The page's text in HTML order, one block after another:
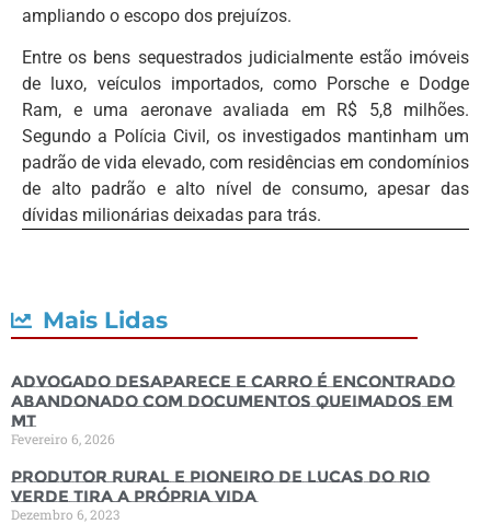
ampliando o escopo dos prejuízos.
Entre os bens sequestrados judicialmente estão imóveis
de luxo, veículos importados, como Porsche e Dodge
Ram, e uma aeronave avaliada em R$ 5,8 milhões.
Segundo a Polícia Civil, os investigados mantinham um
padrão de vida elevado, com residências em condomínios
de alto padrão e alto nível de consumo, apesar das
dívidas milionárias deixadas para trás.
Mais Lidas
Advogado desaparece e carro é encontrado
abandonado com documentos queimados em
MT
Fevereiro 6, 2026
Produtor rural e pioneiro de Lucas do Rio
Verde tira a própria vida
Dezembro 6, 2023